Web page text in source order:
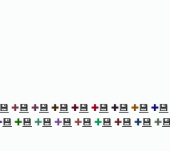
💾 ✚💾 ✚💾 ✚💾 ✚💾 ✚💾 ✚💾 ✚💾 ✚💾
💾 ✚💾 ✚💾 ✚💾 ✚💾 ✚💾 ✚💾 ✚💾 ✚💾